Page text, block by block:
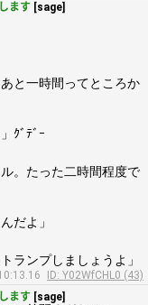
ます [sage]
と一時間ってところか
ｸﾞﾃﾞｰ
。たった二時間程度で
だよ」
ンプしましょうよ」
ID: Y02WfCHL0 (43)
ます [sage]